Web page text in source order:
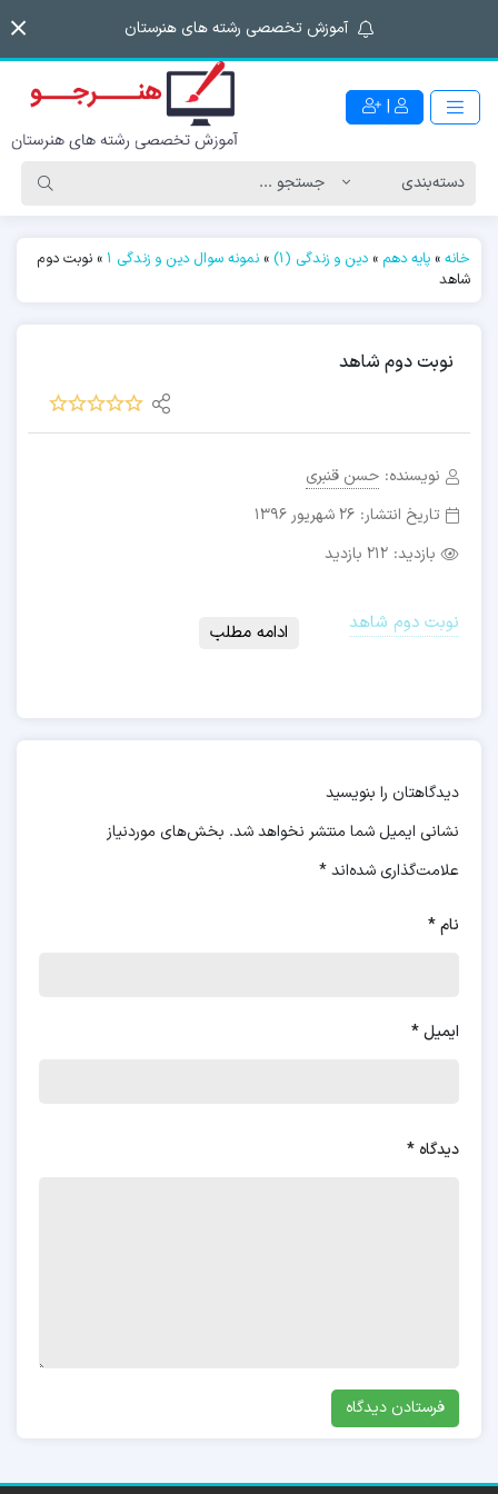
آموزش تخصصی رشته های هنرستان
|
خانه » پایه دهم » دین و زندگی (1) » نمونه سوال دین و زندگی ۱ » نوبت دوم
شاهد
نوبت دوم شاهد
نویسنده: حسن قنبری
تاریخ انتشار: 26 شهریور 1396
بازدید: 212 بازدید
نوبت دوم شاهد ادامه مطلب
دیدگاهتان را بنویسید
نشانی ایمیل شما منتشر نخواهد شد. بخش‌های موردنیاز
علامت‌گذاری شده‌اند*
نام*
ایمیل*
دیدگاه *